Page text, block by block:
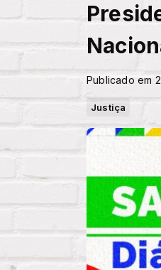
Publicado em
Justiça